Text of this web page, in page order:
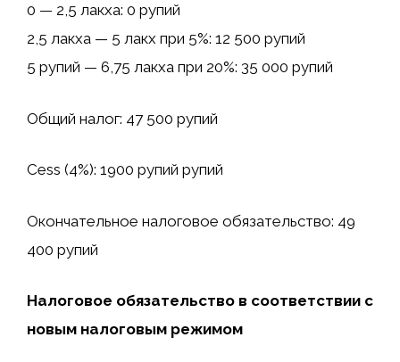
0 — 2,5 лакха: 0 рупий
2,5 лакха — 5 лакх при 5%: 12 500 рупий
5 рупий — 6,75 лакха при 20%: 35 000 рупий
Общий налог: 47 500 рупий
Cess (4%): 1900 рупий рупий
Окончательное налоговое обязательство: 49
400 рупий
Налоговое обязательство в соответствии с
новым налоговым режимом